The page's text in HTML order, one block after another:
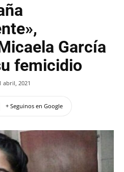
García
femicidio
abril, 2021
+ Seguinos en Google